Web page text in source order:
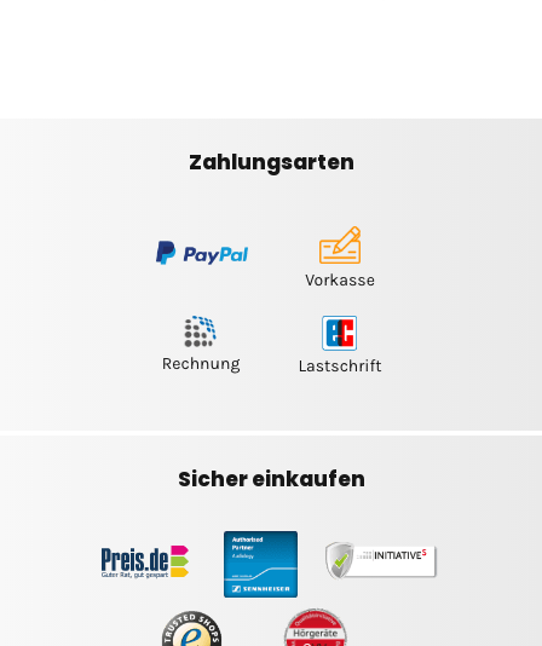
Zahlungsarten
Sicher einkaufen